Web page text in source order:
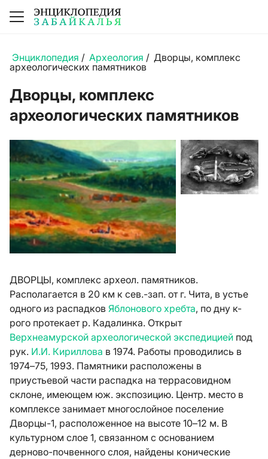
Энциклопедия / Археология / Дворцы, комплекс
археологических памятников
Дворцы, комплекс
археологических памятников
ДВОРЦЫ, комплекс археол. памятников.
Располагается в 20 км к сев.-зап. от г. Чита, в устье
одного из распадков Яблонового хребта, по дну к-
рого протекает р. Кадалинка. Открыт
Верхнеамурской археологической экспедицией под
рук. И.И. Кириллова в 1974. Работы проводились в
1974–75, 1993. Памятники расположены в
приустьевой части распадка на террасовидном
склоне, имеющем юж. экспозицию. Центр. место в
комплексе занимает многослойное поселение
Дворцы-1, расположенное на высоте 10–12 м. В
культурном слое 1, связанном с основанием
дерново-почвенного слоя, найдены конические